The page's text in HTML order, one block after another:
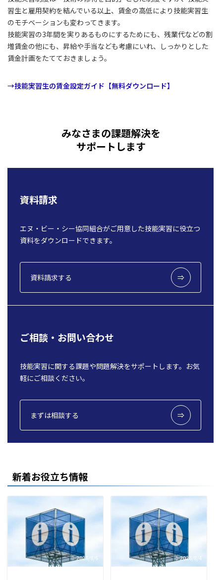
習生と雇用契約を結んでいる以上、賃金の高低により技能実習生
のモチベーションも変わってきます。
技能実習の3年間を実りあるものにするためにも、残業代などの割
増賃金の他にも、昇給や手当なども考慮にいれ、しっかりとした
賃金計画をたてておきましょう。
→技能実習生の賃金設定ガイド【無料ダウンロード】
みなさまの課題解決を
サポートします
資料請求
エヌ・ビー・シー協同組合がご用意した技能実習に役立つ
資料をダウンロードできます。
資料請求する
ご相談・お問い合わせ
技能実習に関する課題や問題解決をサポートします。お気
軽にご相談ください。
まずは相談する
新着お役立ち情報
2026/8/6 2026/8/4